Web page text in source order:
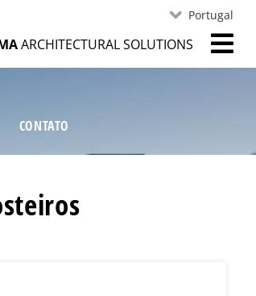
Portugal
ARCHITECTURAL SOLUTIONS
CONTATO